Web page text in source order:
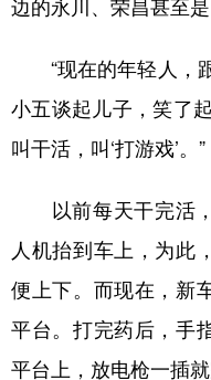
“现在的年轻人，
小五谈起儿子，笑了
叫干活，叫‘打游戏’。”
以前每天干完活，
人机抬到车上，为此
便上下。而现在，新
平台。打完药后，手
平台上，放电枪一插就